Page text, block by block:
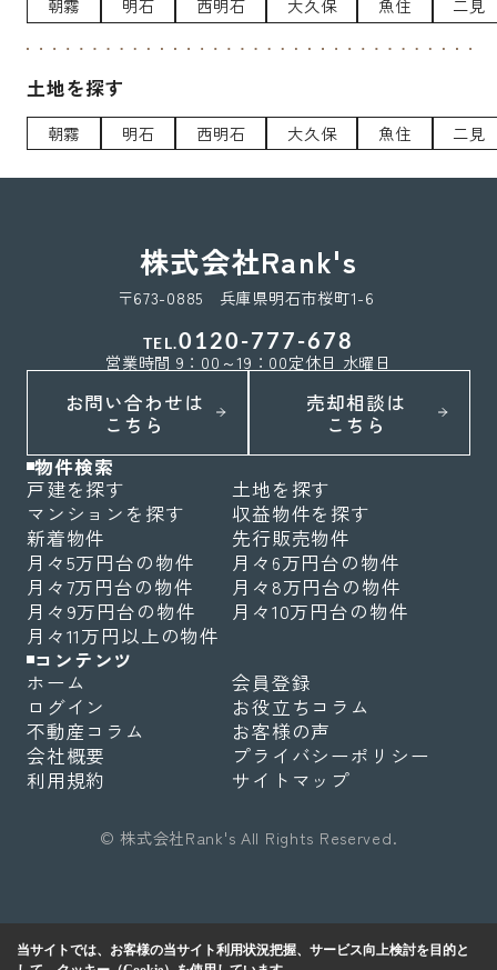
朝霧 明石 西明石 大久保 魚住 二見
土地を探す
朝霧 明石 西明石 大久保 魚住 二見
株式会社Rank's
〒673-0885 兵庫県明石市桜町1-6
TEL.0120-777-678
営業時間 9：00～19：00定休日 水曜日
お問い合わせは
こちら
売却相談は
こちら
物件検索
戸建を探す
土地を探す
マンションを探す
収益物件を探す
新着物件
先行販売物件
月々5万円台の物件
月々6万円台の物件
月々7万円台の物件
月々8万円台の物件
月々9万円台の物件
月々10万円台の物件
月々11万円以上の物件
コンテンツ
ホーム
会員登録
ログイン
お役立ちコラム
不動産コラム
お客様の声
会社概要
プライバシーポリシー
利用規約
サイトマップ
© 株式会社Rank's All Rights Reserved.
当サイトでは、お客様の当サイト利用状況把握、サービス向上検討を目的と